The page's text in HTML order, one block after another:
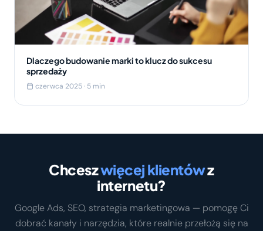
Dlaczego budowanie marki to klucz do sukcesu
sprzedaży
czerwca 2025 · 5 min
Chceszwięcej klientówz
internetu?
Google Ads, SEO, strategia marketingowa — pomogę Ci
dobrać kanały i narzędzia, które realnie przełożą się na